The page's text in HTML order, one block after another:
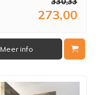
273,00
Meer info